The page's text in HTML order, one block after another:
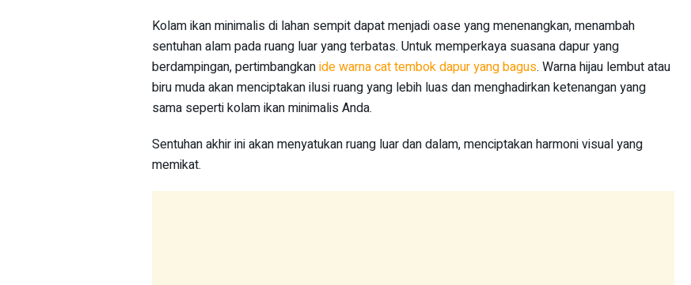
Kolam ikan minimalis di lahan sempit dapat menjadi oase yang menenangkan, menambah
sentuhan alam pada ruang luar yang terbatas. Untuk memperkaya suasana dapur yang
berdampingan, pertimbangkanide warna cat tembok dapur yang bagus. Warna hijau lembut atau
biru muda akan menciptakan ilusi ruang yang lebih luas dan menghadirkan ketenangan yang
sama seperti kolam ikan minimalis Anda.
Sentuhan akhir ini akan menyatukan ruang luar dan dalam, menciptakan harmoni visual yang
memikat.